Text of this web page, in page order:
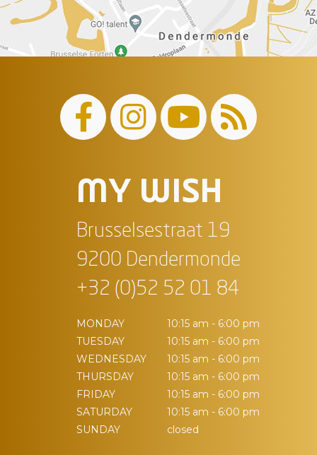
MY WISH
Brusselsestraat 19
9200 Dendermonde
+32 (0)52 52 01 84
MONDAY
10:15 am - 6:00 pm
TUESDAY
10:15 am - 6:00 pm
WEDNESDAY
10:15 am - 6:00 pm
THURSDAY
10:15 am - 6:00 pm
FRIDAY
10:15 am - 6:00 pm
SATURDAY
10:15 am - 6:00 pm
SUNDAY
closed